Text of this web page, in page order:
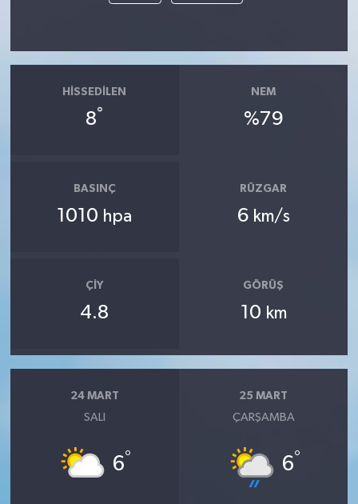
HISSEDILEN
8°
NEM
%79
BASINÇ
1010 hpa
RÜZGAR
6 km/s
ÇIY
4.8
GÖRÜŞ
10 km
24 MART
SALI
6°
25 MART
ÇARŞAMBA
6°